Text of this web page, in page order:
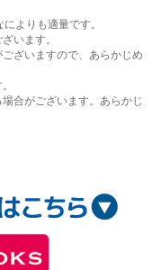
よりも適量です。
います。
ざいますので、あらかじめ
合がございます。あらかじ